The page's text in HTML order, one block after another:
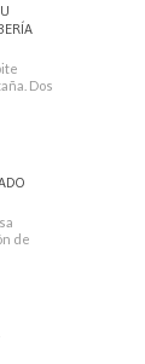
Dos
de